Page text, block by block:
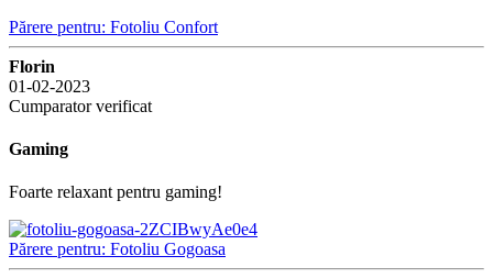
Părere pentru: Fotoliu Confort
Florin
01-02-2023
Cumparator verificat
Gaming
Foarte relaxant pentru gaming!
Părere pentru: Fotoliu Gogoasa